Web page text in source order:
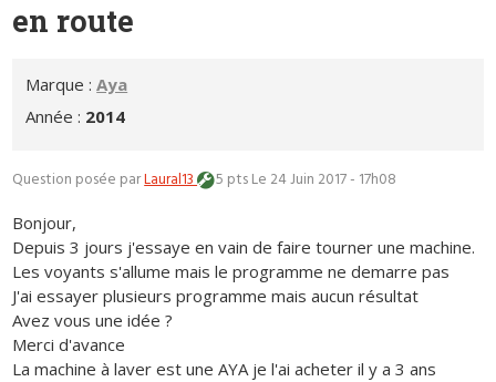
en route
Marque :Aya
Année : 2014
Question posée parLaural13 5 ptsLe 24 Juin 2017 - 17h08
Bonjour,
Depuis 3 jours j'essaye en vain de faire tourner une machine.
Les voyants s'allume mais le programme ne demarre pas
J'ai essayer plusieurs programme mais aucun résultat
Avez vous une idée ?
Merci d'avance
La machine à laver est une AYA je l'ai acheter il y a 3 ans